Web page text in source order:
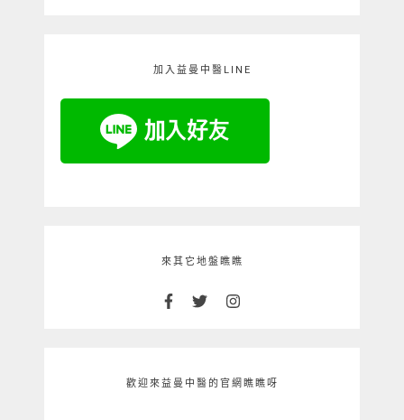
加入益曼中醫LINE
來其它地盤瞧瞧
歡迎來益曼中醫的官網瞧瞧呀